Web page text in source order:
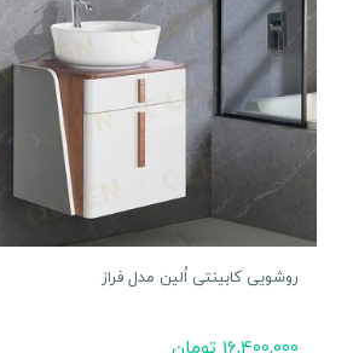
روشویی کابینتی اُلین مدل فراز